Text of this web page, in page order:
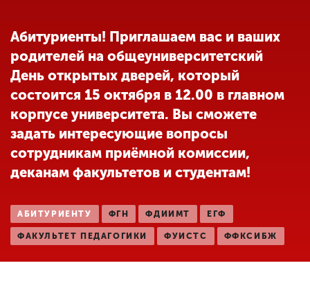
Наука
Международная
деятельность
Другие виды
деятельности
Студенческая жизнь
Сведения об
Абитуриенты! Приглашаем вас и ваших
родителей на общеуниверситетский
День открытых дверей, который
состоится 15 октября в 12.00 в главном
корпусе университета. Вы сможете
задать интересующие вопросы
сотрудникам приёмной комиссии,
деканам факультетов и студентам!
АБИТУРИЕНТУ ФГН ФДИИМТ ЕГФ
ФАКУЛЬТЕТ ПЕДАГОГИКИ ФУИСТС ФФКСИБЖ